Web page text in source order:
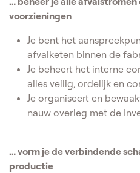
voorzieningen
Je bent het
afvalketen binnen de
Je beheert het interne
alles veilig, ordelijk en
Je organiseert en
nauw overleg met de
… vorm je de verbindende
productie